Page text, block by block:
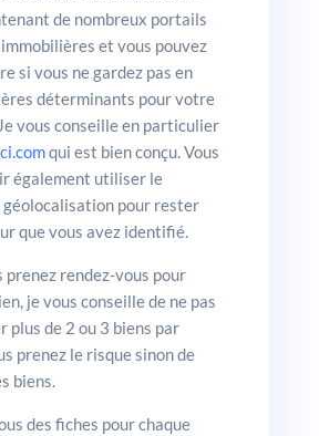
de nombreux portails
immobilières et vous pouvez
si vous ne gardez pas en
déterminants pour votre
vous conseille en particulier
qui est bien conçu. Vous
également utiliser le
géolocalisation pour rester
que vous avez identifié.
prenez rendez-vous pour
je vous conseille de ne pas
plus de 2 ou 3 biens par
prenez le risque sinon de
biens.
des fiches pour chaque